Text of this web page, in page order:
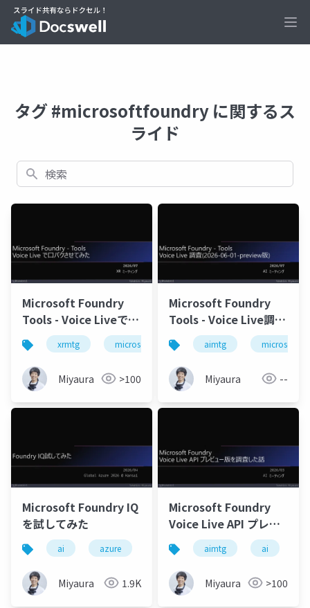
タグ #microsoftfoundry に関するス
ライド
検索
Microsoft Foundry
Tools - Voice Liveで口
パクさせてみた
xrmtg microsoftfoundry foundrytools
Miyaura >100
Microsoft Foundry
Tools - Voice Live調査
（2026-06-01-preview
版）
aimtg
Miyaura --
Microsoft Foundry IQ
を試してみた
ai azure globalazure microsoftfoundry
Miyaura 1.9K
Microsoft Foundry
Voice Live API プレビ
ュー版を調査した話
aimtg ai
Miyaura >100